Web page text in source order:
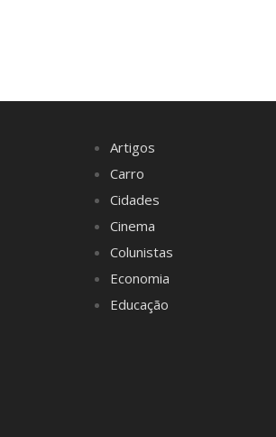
Artigos
Carro
Cidades
Cinema
Colunistas
Economia
Educação